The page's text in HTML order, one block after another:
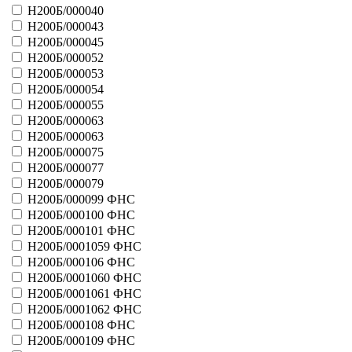
31039 - Радуга-дуга
31004 - Лотерейка
31040 - Поиграйка
41045 - Чудеса
41046 - Удачная игра
41047 - Удачная игра
41048 - серия Ордена
41123 - Играй на выигрыш!
31053 - Супер-Азарт
41071 - Не пропусти удачу
41079 - Твой выигрыш
41080 - Удачная игра
41081 - Букет удачи
41130 - Удачи Вам!
41131 - Бей в цель
31010 - Колесо фортуны
31027 - Стрелок
31028 - Русские сказки
31029 - Русские сказки
31030 - Русские сказки
Больше
лотереи Победа
51001 - 10 звезд
51003 - Точно в цель
Н200Б/000040
Н200Б/000043
Н200Б/000045
Н200Б/000052
Н200Б/000053
Н200Б/000054
Н200Б/000055
Н200Б/000063
Н200Б/000063
Н200Б/000075
Н200Б/000077
Н200Б/000079
Н200Б/000099 ФНС
Н200Б/000100 ФНС
Н200Б/000101 ФНС
Н200Б/0001059 ФНС
Н200Б/000106 ФНС
Н200Б/0001060 ФНС
Н200Б/0001061 ФНС
Н200Б/0001062 ФНС
Н200Б/000108 ФНС
Н200Б/000109 ФНС